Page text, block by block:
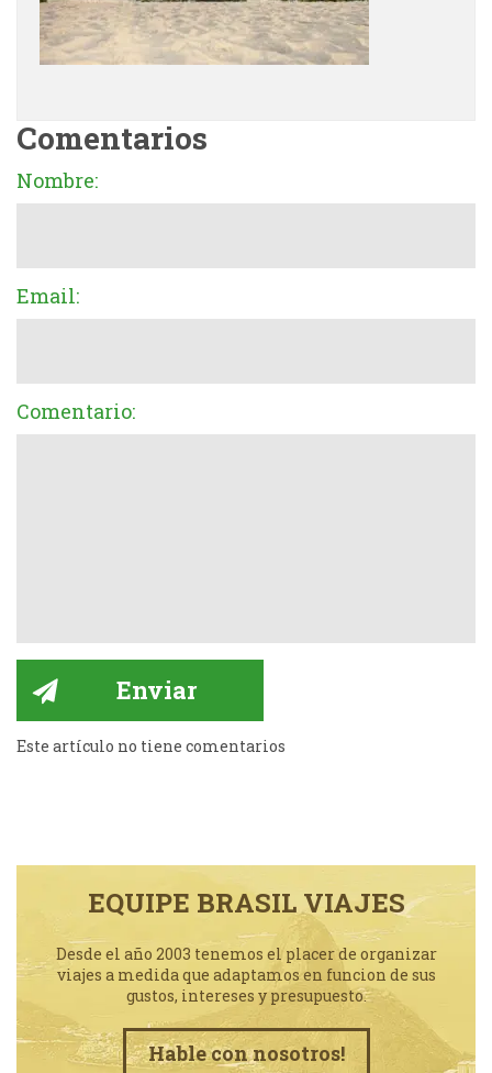
Comentarios
Nombre:
Email:
Comentario:
Este artículo no tiene comentarios
EQUIPE BRASIL VIAJES
Desde el año 2003 tenemos el placer de organizar
viajes a medida que adaptamos en funcion de sus
gustos, intereses y presupuesto.
Hable con nosotros!